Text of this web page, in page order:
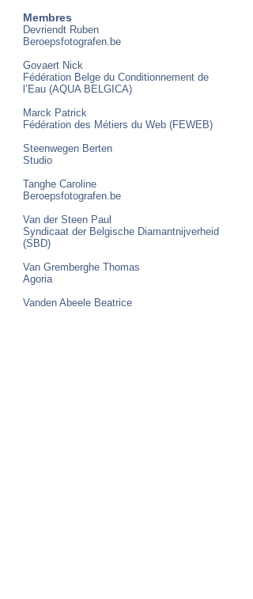
Membres
Devriendt Ruben
Beroepsfotografen.be
Govaert Nick
Fédération Belge du Conditionnement de
l’Eau (AQUA BELGICA)
Marck Patrick
Fédération des Métiers du Web (FEWEB)
Steenwegen Berten
Studio
Tanghe Caroline
Beroepsfotografen.be
Van der Steen Paul
Syndicaat der Belgische Diamantnijverheid
(SBD)
Van Gremberghe Thomas
Agoria
Vanden Abeele Beatrice